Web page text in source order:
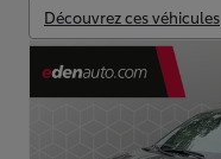
Découvrez ces véhicules